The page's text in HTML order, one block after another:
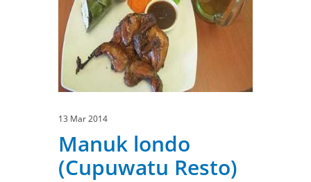
13 Mar 2014
Manuk londo
(Cupuwatu Resto)